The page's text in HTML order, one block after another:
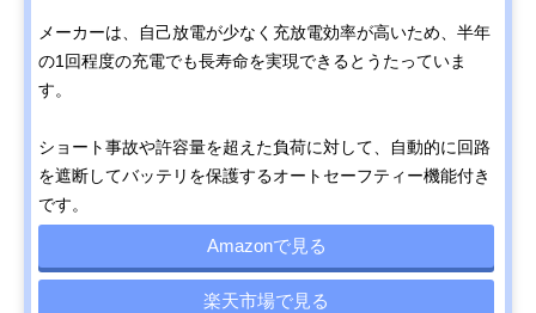
メーカーは、自己放電が少なく充放電効率が高いため、半年
の1回程度の充電でも長寿命を実現できるとうたっていま
す。
ショート事故や許容量を超えた負荷に対して、自動的に回路
を遮断してバッテリを保護するオートセーフティー機能付き
です。
Amazonで見る
楽天市場で見る